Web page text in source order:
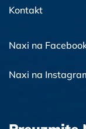
Kontakt
Naxi na
Naxi na